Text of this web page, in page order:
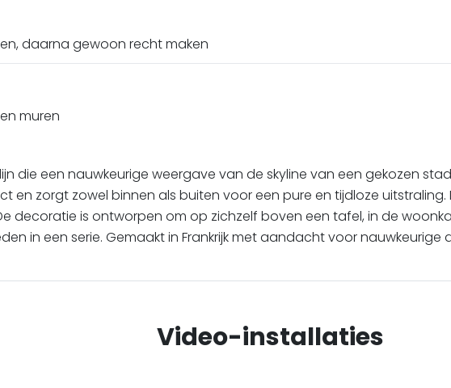
daarna gewoon recht maken
muren
lijn die een nauwkeurige weergave van de skyline van een gekozen
en zorgt zowel binnen als buiten voor een pure en tijdloze
decoratie is ontworpen om op zichzelf boven een tafel, in de
in een serie. Gemaakt in Frankrijk met aandacht voor
Video-installaties